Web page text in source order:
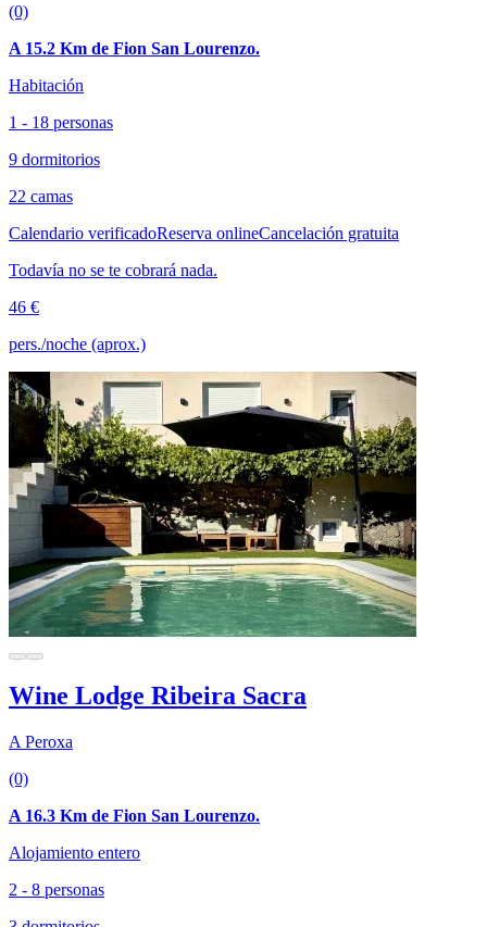
(0)
A 15.2 Km de Fion San Lourenzo.
Habitación
1 - 18 personas
9 dormitorios
22 camas
Calendario verificadoReserva onlineCancelación gratuita
Todavía no se te cobrará nada.
46 €
pers./noche (aprox.)
Wine Lodge Ribeira Sacra
A Peroxa
(0)
A 16.3 Km de Fion San Lourenzo.
Alojamiento entero
2 - 8 personas